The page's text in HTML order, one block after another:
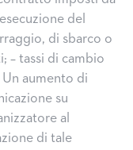
del
di sbarco o
– tassi di cambio
aumento di
su
al
di tale